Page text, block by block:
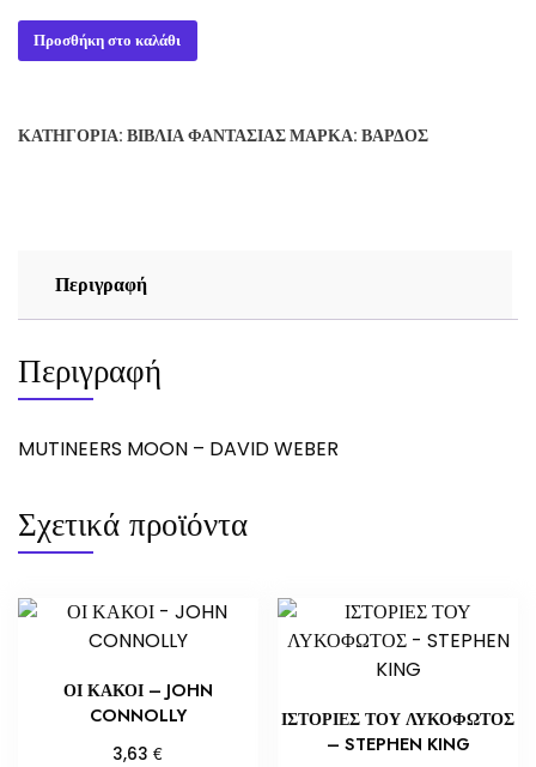
MUTINEERS
MOON
WEBER
Προσθήκη στο καλάθι
ΚΑΤΗΓΟΡΊΑ: ΒΙΒΛΊΑ ΦΑΝΤΑΣΊΑΣΜΆΡΚΑ: ΒΆΡΔΟΣ
Περιγραφή
Περιγραφή
MUTINEERS MOON – DAVID WEBER
Σχετικά προϊόντα
ΟΙ ΚΑΚΟΙ – JOHN
CONNOLLY
3,63€
ΙΣΤΟΡΙΕΣ ΤΟΥ ΛΥΚΟΦΩΤΟΣ
– STEPHEN KING